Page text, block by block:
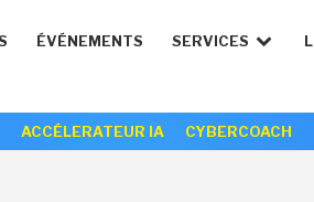
ÉVÉNEMENTS SERVICES
ACCÉLERATEUR IA CYBERCOACH